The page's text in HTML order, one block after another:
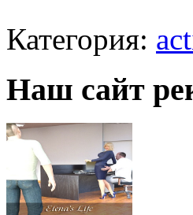
Категория:
Наш сайт